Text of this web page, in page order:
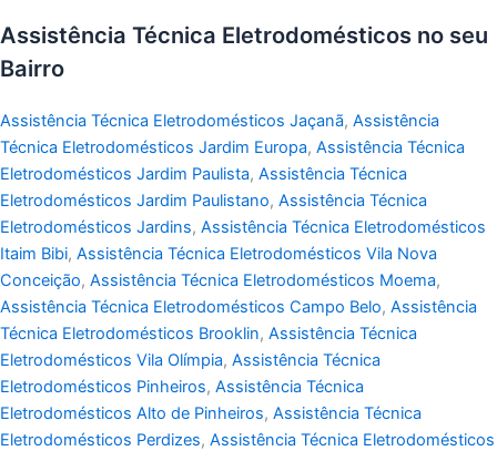
Assistência Técnica Eletrodomésticos no seu
Bairro
Assistência Técnica Eletrodomésticos Jaçanã, Assistência
Técnica Eletrodomésticos Jardim Europa, Assistência Técnica
Eletrodomésticos Jardim Paulista, Assistência Técnica
Eletrodomésticos Jardim Paulistano, Assistência Técnica
Eletrodomésticos Jardins, Assistência Técnica Eletrodomésticos
Itaim Bibi, Assistência Técnica Eletrodomésticos Vila Nova
Conceição, Assistência Técnica Eletrodomésticos Moema,
Assistência Técnica Eletrodomésticos Campo Belo, Assistência
Técnica Eletrodomésticos Brooklin, Assistência Técnica
Eletrodomésticos Vila Olímpia, Assistência Técnica
Eletrodomésticos Pinheiros, Assistência Técnica
Eletrodomésticos Alto de Pinheiros, Assistência Técnica
Eletrodomésticos Perdizes, Assistência Técnica Eletrodomésticos